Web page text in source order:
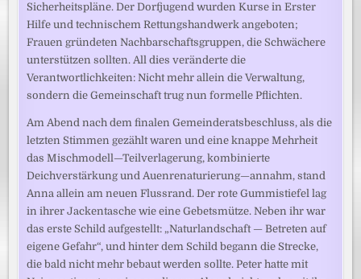
Sicherheitspläne. Der Dorfjugend wurden Kurse in Erster
Hilfe und technischem Rettungshandwerk angeboten;
Frauen gründeten Nachbarschaftsgruppen, die Schwächere
unterstützen sollten. All dies veränderte die
Verantwortlichkeiten: Nicht mehr allein die Verwaltung,
sondern die Gemeinschaft trug nun formelle Pflichten.
Am Abend nach dem finalen Gemeinderatsbeschluss, als die
letzten Stimmen gezählt waren und eine knappe Mehrheit
das Mischmodell—Teilverlagerung, kombinierte
Deichverstärkung und Auenrenaturierung—annahm, stand
Anna allein am neuen Flussrand. Der rote Gummistiefel lag
in ihrer Jackentasche wie eine Gebetsmütze. Neben ihr war
das erste Schild aufgestellt: „Naturlandschaft — Betreten auf
eigene Gefahr“, und hinter dem Schild begann die Strecke,
die bald nicht mehr bebaut werden sollte. Peter hatte mit